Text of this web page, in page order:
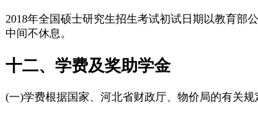
2018年全国硕士研究生招生考试初试日期以教育部
中间不休息。
十二、学费及奖助学金
(一)学费根据国家、河北省财政厅、物价局的有关规